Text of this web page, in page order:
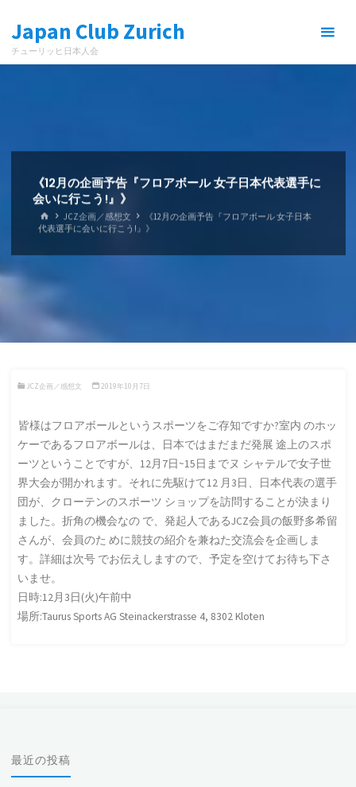
ン
Japan Club Zurich
チューリッヒ日本人会
《12月の企画予告『フロアボール ⼥子日本代表選手に
会いに⾏こう!』》
ホ
ー
JCZ企画／感想文
《12月の企画予告『フロアボール ⼥子日本
代表選手に会いに⾏こう!』》
JCZ企画／感想文 2019年10月7日
皆様はフロアボールというスポーツをご存知ですか?室内 のホッ
ケーであるフロアボールは、日本ではまだまだ発展 途上のスポ
ーツということですが、12月7日~15日までヌ シャテルで女子世
界大会が開かれます。 それに先駆けて12 月3日、日本代表の選手
団が、クローテンのスポーツ ショップを訪問することが決まり
ました。折角の機会なの で、発起人であるJCZ会員の飯野多希留
さんが、会員のた めに競技の紹介を兼ねた交流会を企画しま
す。詳細は次号 でお伝えしますので、予定を空けてお待ち下さ
いませ。
日時:12月3日(火)午前中
場所:Taurus Sports AG Steinackerstrasse 4, 8302 Kloten
最近の投稿